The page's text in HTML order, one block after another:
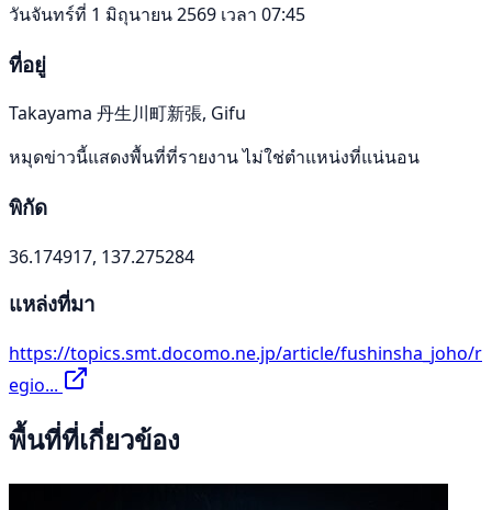
วันจันทร์ที่ 1 มิถุนายน 2569 เวลา 07:45
ที่อยู่
Takayama 丹生川町新張, Gifu
หมุดข่าวนี้แสดงพื้นที่ที่รายงาน ไม่ใช่ตำแหน่งที่แน่นอน
พิกัด
36.174917, 137.275284
แหล่งที่มา
https://topics.smt.docomo.ne.jp/article/fushinsha_joho/r
egio...
พื้นที่ที่เกี่ยวข้อง